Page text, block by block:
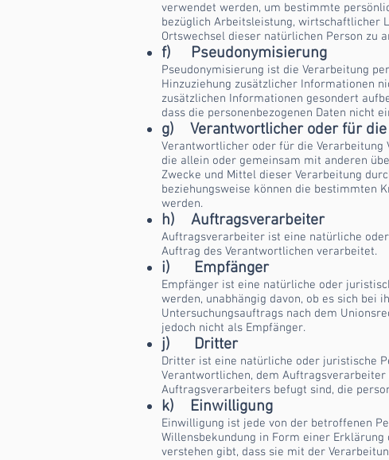
verwendet werden, um bestimmte
bezüglich Arbeitsleistung, wirtschaftlicher
Ortswechsel dieser natürlichen Person zu
f) Pseudonymisierung
Pseudonymisierung ist die Verarbeitung
Hinzuziehung zusätzlicher Informationen
zusätzlichen Informationen gesondert
dass die personenbezogenen Daten nicht
g) Verantwortlicher oder für die
Verantwortlicher oder für die
die allein oder gemeinsam mit anderen
Zwecke und Mittel dieser Verarbeitung
beziehungsweise können die bestimmten
werden.
h) Auftragsverarbeiter
Auftragsverarbeiter ist eine natürliche
Auftrag des Verantwortlichen verarbeitet.
i) Empfänger
Empfänger ist eine natürliche oder
werden, unabhängig davon, ob es sich bei
Untersuchungsauftrags nach dem
jedoch nicht als Empfänger.
j) Dritter
Dritter ist eine natürliche oder juristische
Verantwortlichen, dem
Auftragsverarbeiters befugt sind, die
k) Einwilligung
Einwilligung ist jede von der betroffenen
Willensbekundung in Form einer
verstehen gibt, dass sie mit der